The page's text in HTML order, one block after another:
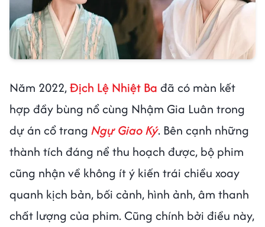
Năm 2022,Địch Lệ Nhiệt Ba đã có màn kết
hợp đầy bùng nổ cùng Nhậm Gia Luân trong
dự án cổ trang Ngự Giao Ký. Bên cạnh những
thành tích đáng nể thu hoạch được, bộ phim
cũng nhận về không ít ý kiến trái chiều xoay
quanh kịch bản, bối cảnh, hình ảnh, âm thanh
chất lượng của phim. Cũng chính bởi điều này,